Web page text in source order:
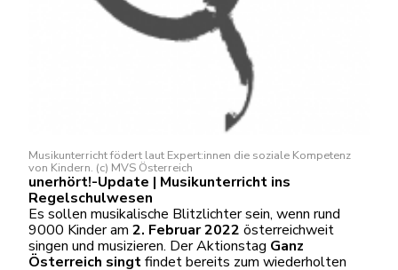
Musikunterricht födert laut Expert:innen die soziale Kompetenz
von Kindern. (c) MVS Österreich
unerhört!-Update | Musikunterricht ins
Regelschulwesen
Es sollen musikalische Blitzlichter sein, wenn rund
9000 Kinder am 2. Februar 2022 österreichweit
singen und musizieren. Der Aktionstag Ganz
Österreich singtfindet bereits zum wiederholten